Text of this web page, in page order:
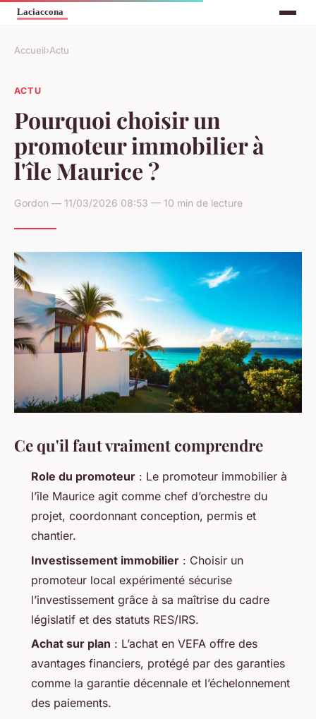
Accueil›Actu
ACTU
Pourquoi choisir un
promoteur immobilier à
l'île Maurice ?
Gordon — 11/03/2026 08:53 — 10 min de lecture
Ce qu'il faut vraiment comprendre
Role du promoteur : Le promoteur immobilier à
l’île Maurice agit comme chef d’orchestre du
projet, coordonnant conception, permis et
chantier.
Investissement immobilier : Choisir un
promoteur local expérimenté sécurise
l’investissement grâce à sa maîtrise du cadre
législatif et des statuts RES/IRS.
Achat sur plan : L’achat en VEFA offre des
avantages financiers, protégé par des garanties
comme la garantie décennale et l’échelonnement
des paiements.